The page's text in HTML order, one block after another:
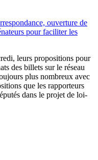
ouverture de
pour faciliter les
leurs propositions pour
des billets sur le réseau
plus nombreux avec
que les rapporteurs
dans le projet de loi-